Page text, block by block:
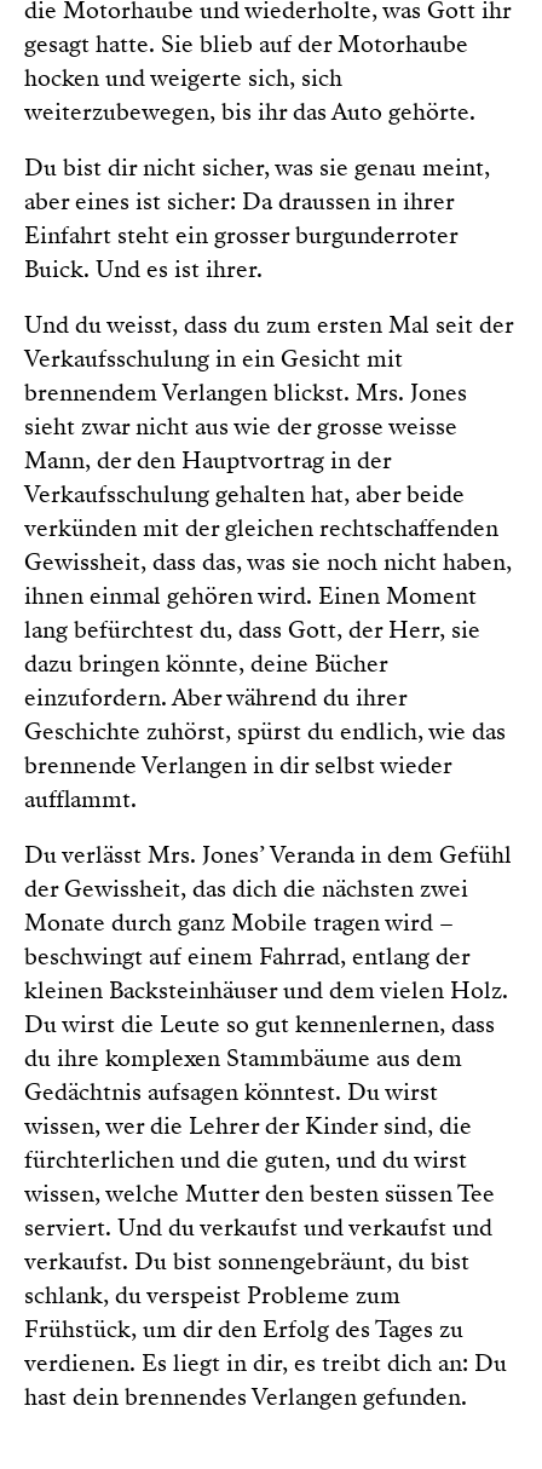
die Motorhaube und wiederholte, was Gott ihr
gesagt hatte. Sie blieb auf der Motorhaube
hocken und weigerte sich, sich
weiterzubewegen, bis ihr das Auto gehörte.
Du bist dir nicht sicher, was sie genau meint,
aber eines ist sicher: Da draussen in ihrer
Einfahrt steht ein grosser burgunderroter
Buick. Und es ist ihrer.
Und du weisst, dass du zum ersten Mal seit der
Verkaufsschulung in ein Gesicht mit
brennendem Verlangen blickst. Mrs. Jones
sieht zwar nicht aus wie der grosse weisse
Mann, der den Hauptvortrag in der
Verkaufsschulung gehalten hat, aber beide
verkünden mit der gleichen rechtschaffenden
Gewissheit, dass das, was sie noch nicht haben,
ihnen einmal gehören wird. Einen Moment
lang befürchtest du, dass Gott, der Herr, sie
dazu bringen könnte, deine Bücher
einzufordern. Aber während du ihrer
Geschichte zuhörst, spürst du endlich, wie das
brennende Verlangen in dir selbst wieder
aufflammt.
Du verlässt Mrs. Jones’ Veranda in dem Gefühl
der Gewissheit, das dich die nächsten zwei
Monate durch ganz Mobile tragen wird –
beschwingt auf einem Fahrrad, entlang der
kleinen Backsteinhäuser und dem vielen Holz.
Du wirst die Leute so gut kennenlernen, dass
du ihre komplexen Stammbäume aus dem
Gedächtnis aufsagen könntest. Du wirst
wissen, wer die Lehrer der Kinder sind, die
fürchterlichen und die guten, und du wirst
wissen, welche Mutter den besten süssen Tee
serviert. Und du verkaufst und verkaufst und
verkaufst. Du bist sonnengebräunt, du bist
schlank, du verspeist Probleme zum
Frühstück, um dir den Erfolg des Tages zu
verdienen. Es liegt in dir, es treibt dich an: Du
hast dein brennendes Verlangen gefunden.